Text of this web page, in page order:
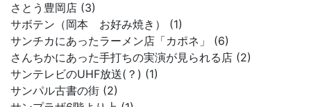
さとう豊岡店 (3)
サボテン（岡本 お好み焼き） (1)
サンチカにあったラーメン店「カポネ」 (6)
さんちかにあった手打ちの実演が見られる店 (2)
サンテレビのUHF放送(？) (1)
サンパル古書の街 (2)